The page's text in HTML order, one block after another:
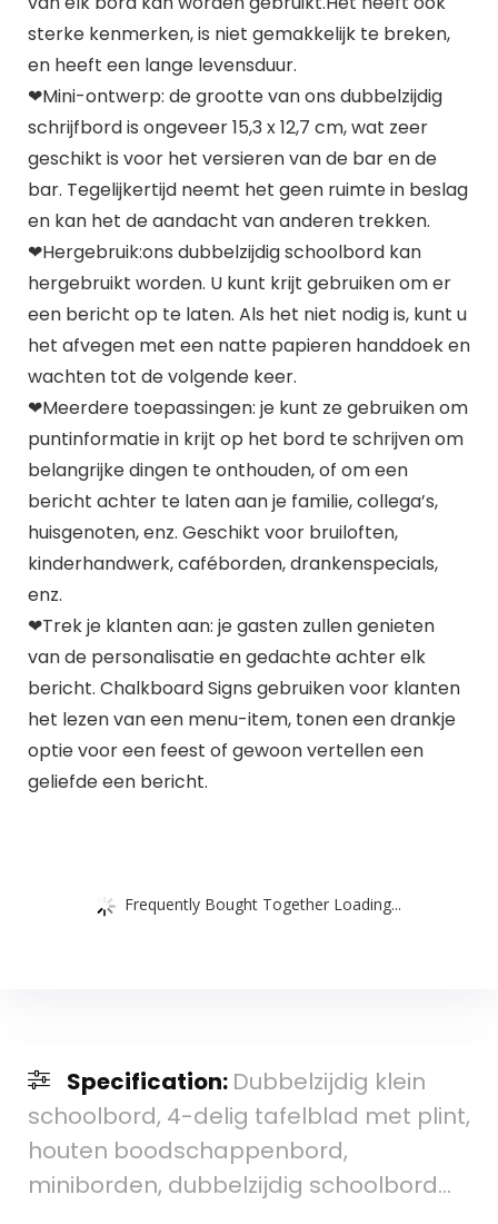
sterke kenmerken, is niet gemakkelijk te breken,
en heeft een lange levensduur.
❤Mini-ontwerp: de grootte van ons dubbelzijdig
schrijfbord is ongeveer 15,3 x 12,7 cm, wat zeer
geschikt is voor het versieren van de bar en de
bar. Tegelijkertijd neemt het geen ruimte in beslag
en kan het de aandacht van anderen trekken.
❤Hergebruik:ons dubbelzijdig schoolbord kan
hergebruikt worden. U kunt krijt gebruiken om er
een bericht op te laten. Als het niet nodig is, kunt u
het afvegen met een natte papieren handdoek en
wachten tot de volgende keer.
❤Meerdere toepassingen: je kunt ze gebruiken om
puntinformatie in krijt op het bord te schrijven om
belangrijke dingen te onthouden, of om een
bericht achter te laten aan je familie, collega’s,
huisgenoten, enz. Geschikt voor bruiloften,
kinderhandwerk, caféborden, drankenspecials,
enz.
❤Trek je klanten aan: je gasten zullen genieten
van de personalisatie en gedachte achter elk
bericht. Chalkboard Signs gebruiken voor klanten
het lezen van een menu-item, tonen een drankje
optie voor een feest of gewoon vertellen een
geliefde een bericht.
Frequently Bought Together Loading...
Specification: Dubbelzijdig klein
schoolbord, 4-delig tafelblad met plint,
houten boodschappenbord,
miniborden, dubbelzijdig schoolbord…